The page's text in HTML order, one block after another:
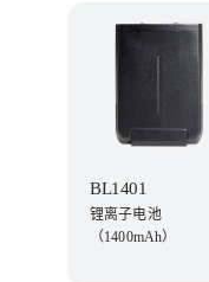
BL1401
锂离子电池
（1400mAh）